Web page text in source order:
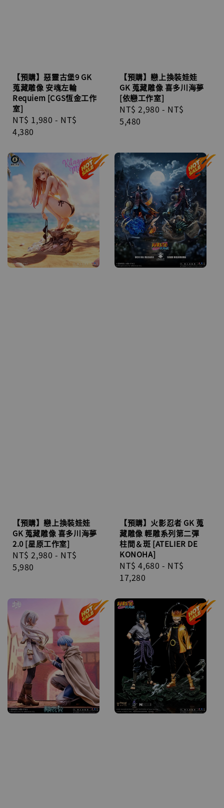
【預購】惡靈古堡9 GK
蒐藏雕像 安魂左輪
Requiem [CGS恆金工作
室]
Regular
price
NT$ 1,980 - NT$
4,380
【預購】戀上換裝娃娃
GK 蒐藏雕像 喜多川海夢
[依戀工作室]
Regular
price
NT$ 2,980 - NT$
5,480
【預購】戀上換裝娃娃
GK 蒐藏雕像 喜多川海夢
2.0 [星原工作室]
Regular
price
NT$ 2,980 - NT$
5,980
【預購】火影忍者 GK 蒐
藏雕像 輕雕系列第二彈
柱間＆斑 [ATELIER DE
KONOHA]
Regular
price
NT$ 4,680 - NT$
17,280